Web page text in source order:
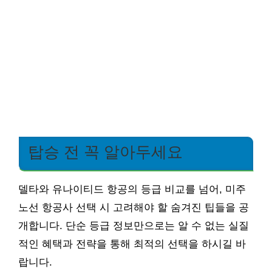
탑승 전 꼭 알아두세요
델타와 유나이티드 항공의 등급 비교를 넘어, 미주
노선 항공사 선택 시 고려해야 할 숨겨진 팁들을 공
개합니다. 단순 등급 정보만으로는 알 수 없는 실질
적인 혜택과 전략을 통해 최적의 선택을 하시길 바
랍니다.